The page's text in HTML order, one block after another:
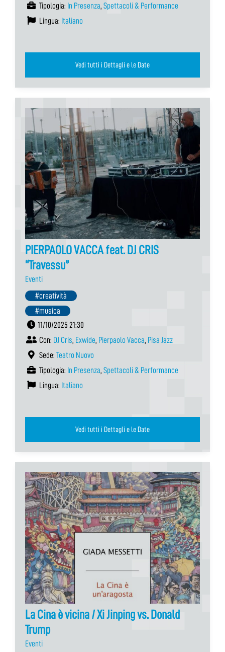
Tipologia: In Presenza, Spettacoli & Performance
Lingua: Italiano
Vedi tutti i Dettagli e le Date
PIERPAOLO VACCA feat. DJ CRIS
“Travessu”
Eventi
#creatività
#musica
11/10/2025 21:30
Con: DJ Cris, Exwide, Pierpaolo Vacca, Pisa Jazz
Sede: Teatro Nuovo
Tipologia: In Presenza, Spettacoli & Performance
Lingua: Italiano
Vedi tutti i Dettagli e le Date
La Cina è vicina / Xi Jinping vs. Donald
Trump
Eventi